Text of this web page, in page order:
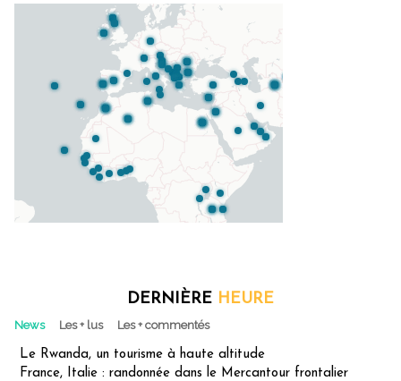
DERNIÈRE HEURE
News Les + lus Les + commentés
Le Rwanda, un tourisme à haute altitude
France, Italie : randonnée dans le Mercantour frontalier